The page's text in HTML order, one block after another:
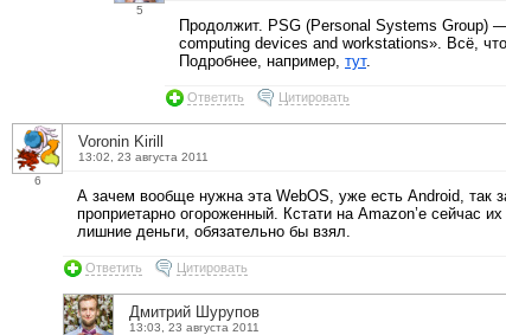
5
Продолжит. PSG (Personal Systems Group)
computing devices and workstations». Всё,
Подробнее, например, тут.
Ответить Цитировать
6
Voronin Kirill
13:02, 23 августа 2011
А зачем вообще нужна эта WebOS, уже есть Android, так
проприетарно огороженный. Кстати на Amazon’е сейчас
лишние деньги, обязательно бы взял.
Ответить Цитировать
Дмитрий Шурупов
13:03, 23 августа 2011